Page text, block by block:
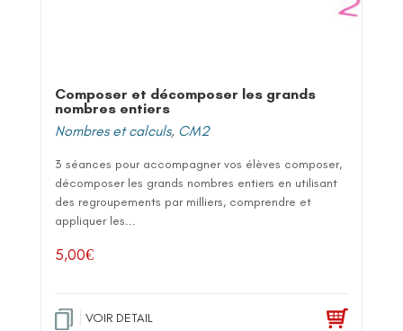
Composer et décomposer les grands
nombres entiers
Nombres et calculs, CM2
3 séances pour accompagner vos élèves composer,
décomposer les grands nombres entiers en utilisant
des regroupements par milliers, comprendre et
appliquer les...
5,00€
VOIR DETAIL